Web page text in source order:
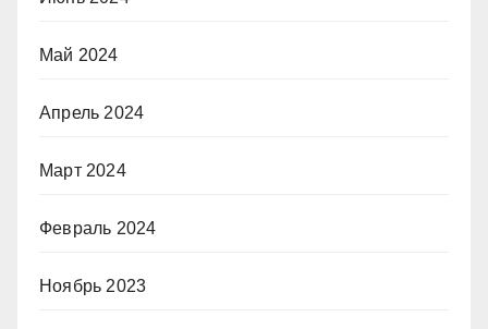
Май 2024
Апрель 2024
Март 2024
Февраль 2024
Ноябрь 2023